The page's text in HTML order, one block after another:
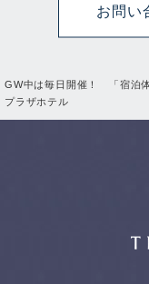
GW中は毎日開催！ 「宿泊
プラザホテル
お問い